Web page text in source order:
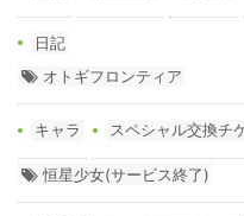
日記
オトギフロンティア
キャラ スペシャル交換チ
恒星少女(サービス終了)